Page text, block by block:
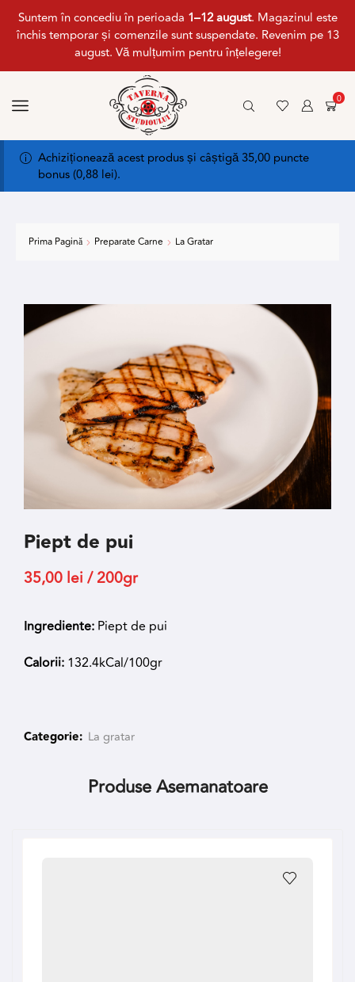
Suntem în concediu în perioada 1–12 august. Magazinul este
închis temporar și comenzile sunt suspendate. Revenim pe 13
august. Vă mulțumim pentru înțelegere!
0
Achiziționează acest produs și câștigă 35,00 puncte
bonus (0,88 lei).
Prima Pagină Preparate Carne La Gratar
Piept de pui
35,00 lei / 200gr
Ingrediente: Piept de pui
Calorii: 132.4kCal/100gr
Categorie: La gratar
Produse Asemanatoare